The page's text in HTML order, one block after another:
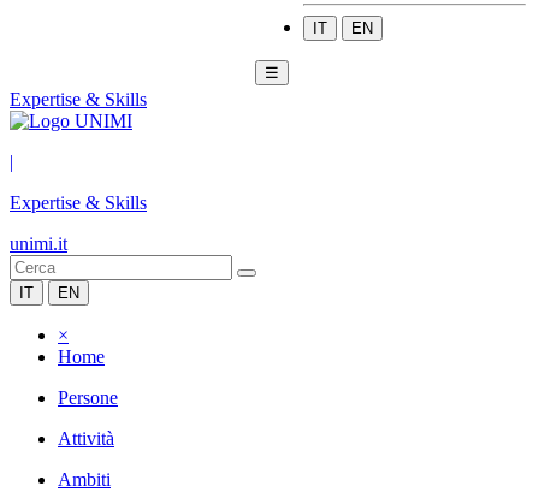
IT EN
☰
Expertise & Skills
|
Expertise & Skills
unimi.it
IT EN
×
Home
Persone
Attività
Ambiti